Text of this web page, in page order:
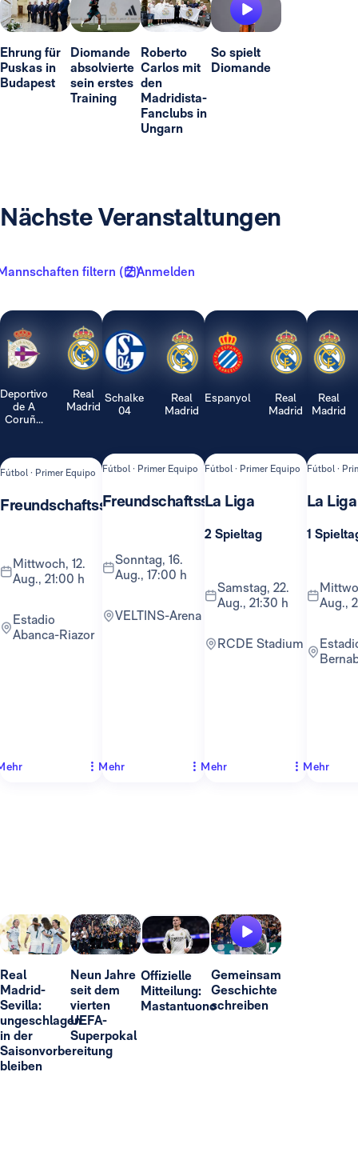
Ehrung für
Puskas in
Budapest
Diomande
absolvierte
sein erstes
Training
Roberto
Carlos mit
den
Madridista-
Fanclubs in
Ungarn
So spielt
Diomande
Nächste Veranstaltungen
filtern ( 2 )Anmelden
Deportivo
de A
Coruñ...
Real
Madrid
Fútbol · Primer Equipo
Freundschaftsspiel
Mittwoch, 12.
Aug., 21:00 h
Estadio
Abanca-Riazor
Schalke
04
Real
Madrid
Fútbol · Primer Equipo
Freundschaftsspiel
Sonntag, 16.
Aug., 17:00 h
VELTINS-Arena
Mehr
Espanyol
Real
Madrid
Fútbol · Primer Equipo
La Liga
2 Spieltag
Samstag, 22.
Aug., 21:30 h
RCDE Stadium
Mehr
Real
Madrid
Fútbol ·
La Liga
1
Mittwoch, 26.
Aug.,
Estadio
Mehr
Real
Madrid-
Sevilla:
ungeschlagen
in der
Saisonvorbereitung
bleiben
Neun Jahre
seit dem
vierten
UEFA-
Superpokal
Offizielle
Mitteilung:
Mastantuono
Gemeinsam
Geschichte
schreiben